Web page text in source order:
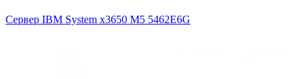
Сервер IBM System x3650 M5 5462E6G